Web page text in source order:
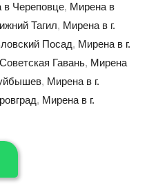
в Череповце, Мирена в
Тагил, Мирена в г.
Посад, Мирена в г.
Гавань, Мирена
, Мирена в г.
, Мирена в г.